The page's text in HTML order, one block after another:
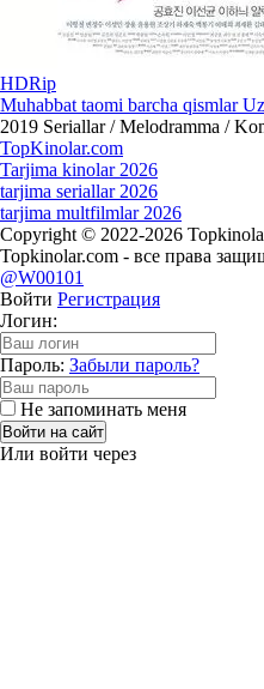
HDRip
Muhabbat taomi barcha qismlar
2019 Seriallar / Melodramma /
TopKinolar.com
Tarjima kinolar 2026
tarjima seriallar 2026
tarjima multfilmlar 2026
Copyright © 2022-2026
Topkinolar.com - все права
@W00101
Войти Регистрация
Логин:
Пароль: Забыли пароль?
Не запоминать меня
Войти на сайт
Или войти через